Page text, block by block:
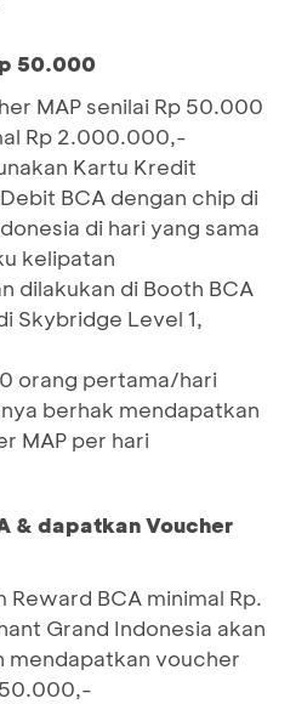
50.000
MAP senilai Rp 50.000
Rp 2.000.000,-
Kartu Kredit
BCA dengan chip di
di hari yang sama
kelipatan
dilakukan di Booth BCA
Skybridge Level 1,
orang pertama/hari
berhak mendapatkan
MAP per hari
& dapatkan Voucher
Reward BCA minimal Rp.
Grand Indonesia akan
mendapatkan voucher
50.000,-